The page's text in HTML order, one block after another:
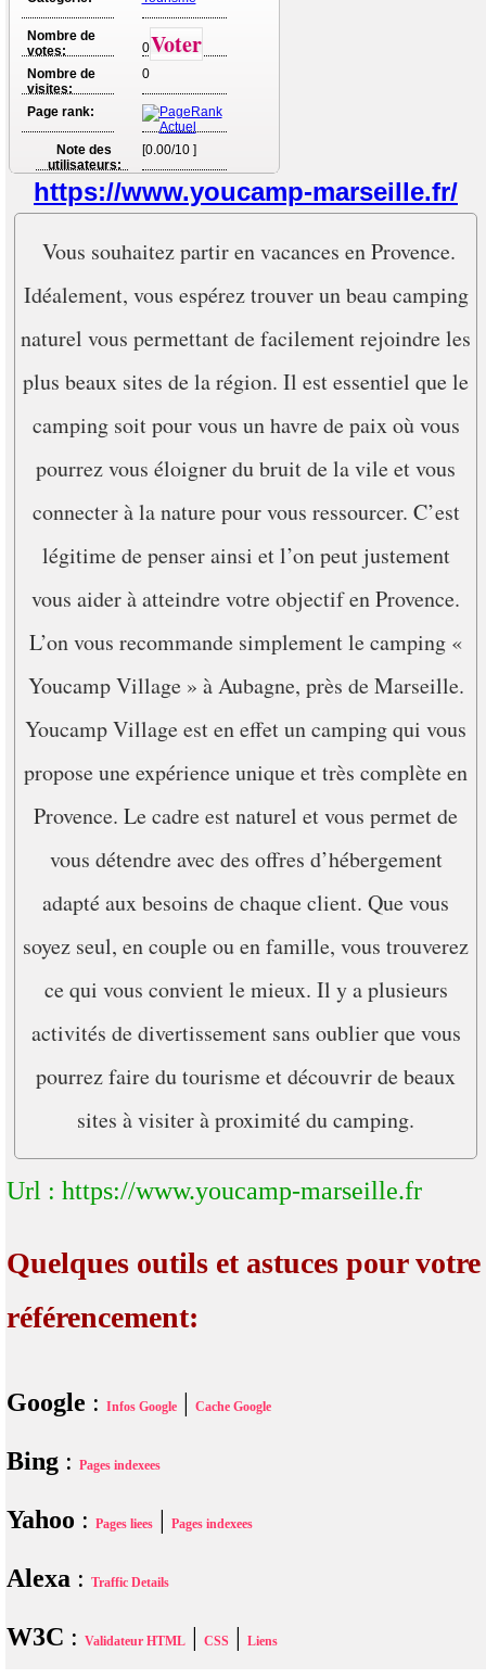
Nombre de
votes:
0Voter
Nombre de
visites:
0
Page rank:
Note des
utilisateurs:
[0.00/10 ]
https://www.youcamp-marseille.fr/
Vous souhaitez partir en vacances en Provence.
Idéalement, vous espérez trouver un beau camping
naturel vous permettant de facilement rejoindre les
plus beaux sites de la région. Il est essentiel que le
camping soit pour vous un havre de paix où vous
pourrez vous éloigner du bruit de la vile et vous
connecter à la nature pour vous ressourcer. C’est
légitime de penser ainsi et l’on peut justement
vous aider à atteindre votre objectif en Provence.
L’on vous recommande simplement le camping «
Youcamp Village » à Aubagne, près de Marseille.
Youcamp Village est en effet un camping qui vous
propose une expérience unique et très complète en
Provence. Le cadre est naturel et vous permet de
vous détendre avec des offres d’hébergement
adapté aux besoins de chaque client. Que vous
soyez seul, en couple ou en famille, vous trouverez
ce qui vous convient le mieux. Il y a plusieurs
activités de divertissement sans oublier que vous
pourrez faire du tourisme et découvrir de beaux
sites à visiter à proximité du camping.
Url : https://www.youcamp-marseille.fr
Quelques outils et astuces pour votre
référencement:
Google : Infos Google | Cache Google
Bing : Pages indexees
Yahoo : Pages liees | Pages indexees
Alexa : Traffic Details
W3C : Validateur HTML | CSS | Liens